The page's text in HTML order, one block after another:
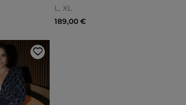
VORNE MIT EINEM
KREUZGÜRTEL VERBUNDEN
SIND
L
XL
189,00 €